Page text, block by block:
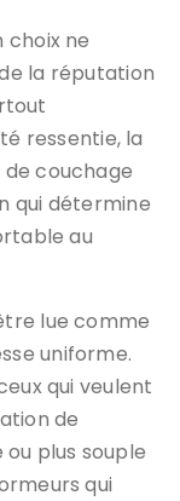
choix ne
la réputation
ressentie, la
couchage
qui détermine
au
lue comme
uniforme.
qui veulent
de
plus souple
qui